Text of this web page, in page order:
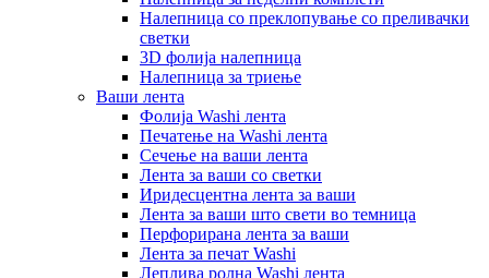
Налепница со преклопување со преливачки
светки
3D фолија налепница
Налепница за триење
Ваши лента
Фолија Washi лента
Печатење на Washi лента
Сечење на ваши лента
Лента за ваши со светки
Иридесцентна лента за ваши
Лента за ваши што свети во темница
Перфорирана лента за ваши
Лента за печат Washi
Леплива ролна Washi лента